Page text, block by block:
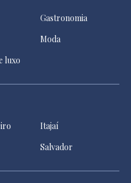
Gastronomia
Moda
luxo
Itajaí
Salvador